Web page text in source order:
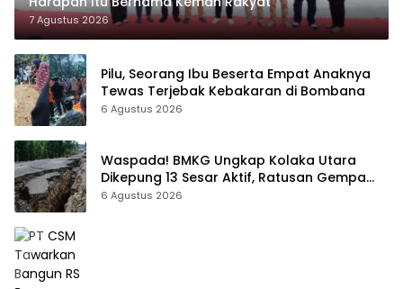
7 Agustus 2026
Pilu, Seorang Ibu Beserta Empat Anaknya
Tewas Terjebak Kebakaran di Bombana
6 Agustus 2026
Waspada! BMKG Ungkap Kolaka Utara
Dikepung 13 Sesar Aktif, Ratusan Gempa
Sudah Terekam
6 Agustus 2026